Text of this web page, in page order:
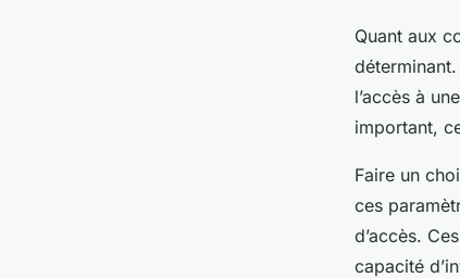
Quant aux
l’accès à
important,
Faire un
ces
d’accès.
capacité